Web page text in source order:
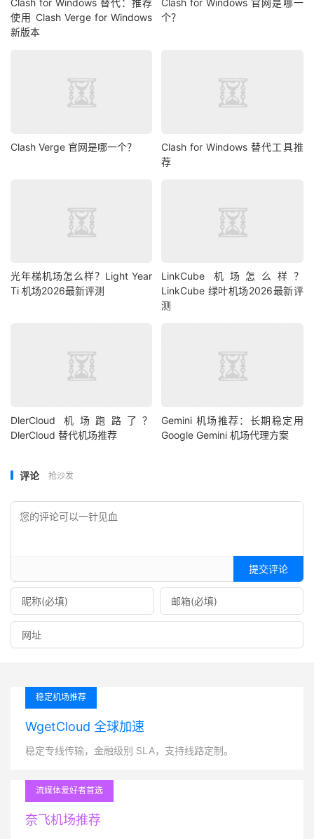
Clash for Windows 替代：推荐
使用 Clash Verge for Windows
新版本
Clash for Windows 官网是哪一
个？
Clash Verge 官网是哪一个？
Clash for Windows 替代工具推
荐
光年梯机场怎么样？Light Year
Ti 机场2026最新评测
LinkCube 机场怎么样？
LinkCube 绿叶机场2026最新评
测
DlerCloud 机场跑路了？
DlerCloud 替代机场推荐
Gemini 机场推荐：长期稳定用
Google Gemini 机场代理方案
评论 抢沙发
提交评论
稳定机场推荐
WgetCloud 全球加速
稳定专线传输，金融级别 SLA，支持线路定制。
流媒体爱好者首选
奈飞机场推荐